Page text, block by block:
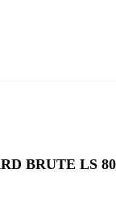
BRUTE LS